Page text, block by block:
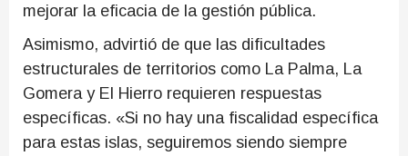
mejorar la eficacia de la gestión pública.
Asimismo, advirtió de que las dificultades
estructurales de territorios como La Palma, La
Gomera y El Hierro requieren respuestas
específicas. «Si no hay una fiscalidad específica
para estas islas, seguiremos siendo siempre